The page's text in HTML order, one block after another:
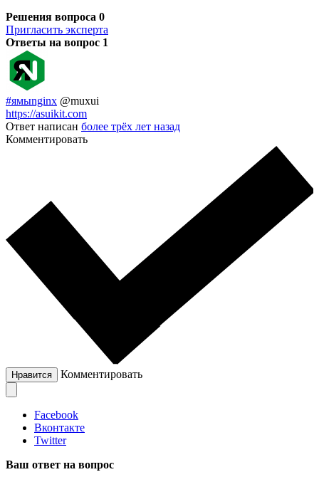
Решения вопроса 0
Пригласить эксперта
Ответы на вопрос 1
#ямыnginx @muxui
https://asuikit.com
Ответ написан более трёх лет назад
Комментировать
Нравится Комментировать
Facebook
Вконтакте
Twitter
Ваш ответ на вопрос